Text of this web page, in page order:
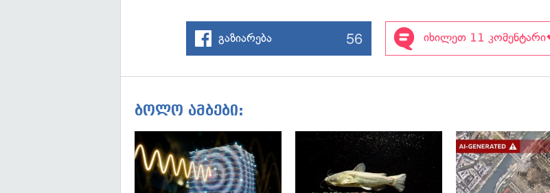
გაზიარება 56 იხილეთ 11 კომენტარი
ბოლო ამბები:
გადახედვა